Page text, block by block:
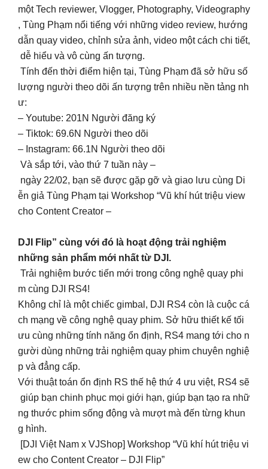
một Tech reviewer, Vlogger, Photography, Videography
, Tùng Phạm nổi tiếng với những video review, hướng
dẫn quay video, chỉnh sửa ảnh, video một cách chi tiết,
dễ hiểu và vô cùng ấn tượng.
Tính đến thời điểm hiện tại, Tùng Phạm đã sở hữu số
lượng người theo dõi ấn tượng trên nhiều nền tảng nh
ư:
– Youtube: 201N Người đăng ký
– Tiktok: 69.6N Người theo dõi
– Instagram: 66.1N Người theo dõi
Và sắp tới, vào thứ 7 tuần này –
ngày 22/02, bạn sẽ được gặp gỡ và giao lưu cùng Di
ễn giả Tùng Phạm tại Workshop “Vũ khí hút triệu view
cho Content Creator –
DJI Flip” cùng với đó là hoạt động trải nghiệm
những sản phẩm mới nhất từ DJI.
Trải nghiệm bước tiến mới trong công nghệ quay phi
m cùng DJI RS4!
Không chỉ là một chiếc gimbal, DJI RS4 còn là cuộc cá
ch mạng về công nghệ quay phim. Sở hữu thiết kế tối
ưu cùng những tính năng ổn định, RS4 mang tới cho n
gười dùng những trải nghiệm quay phim chuyên nghiệ
p và đẳng cấp.
Với thuật toán ổn định RS thế hệ thứ 4 ưu việt, RS4 sẽ
giúp bạn chinh phục mọi giới hạn, giúp bạn tạo ra nhữ
ng thước phim sống động và mượt mà đến từng khun
g hình.
[DJI Việt Nam x VJShop] Workshop “Vũ khí hút triệu vi
ew cho Content Creator – DJI Flip”